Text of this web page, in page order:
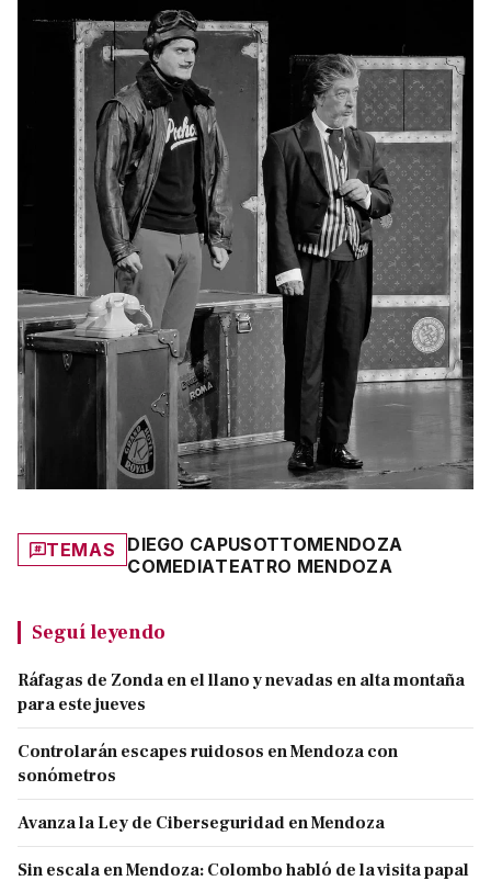
TEMAS DIEGO CAPUSOTTOMENDOZA
COMEDIATEATRO MENDOZA
Seguí leyendo
Ráfagas de Zonda en el llano y nevadas en alta montaña
para este jueves
Controlarán escapes ruidosos en Mendoza con
sonómetros
Avanza la Ley de Ciberseguridad en Mendoza
Sin escala en Mendoza: Colombo habló de la visita papal